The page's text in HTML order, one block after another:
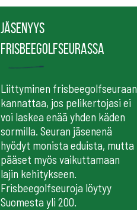
Jäsenyys
frisbeegolfseurassa
Liittyminen frisbeegolfseuraan
kannattaa, jos pelikertojasi ei
voi laskea enää yhden käden
sormilla. Seuran jäsenenä
hyödyt monista eduista, mutta
pääset myös vaikuttamaan
lajin kehitykseen.
Frisbeegolfseuroja löytyy
Suomesta yli 200.